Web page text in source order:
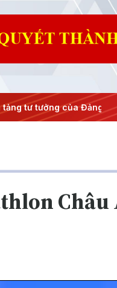
Đảng #Hội nghị
Châu